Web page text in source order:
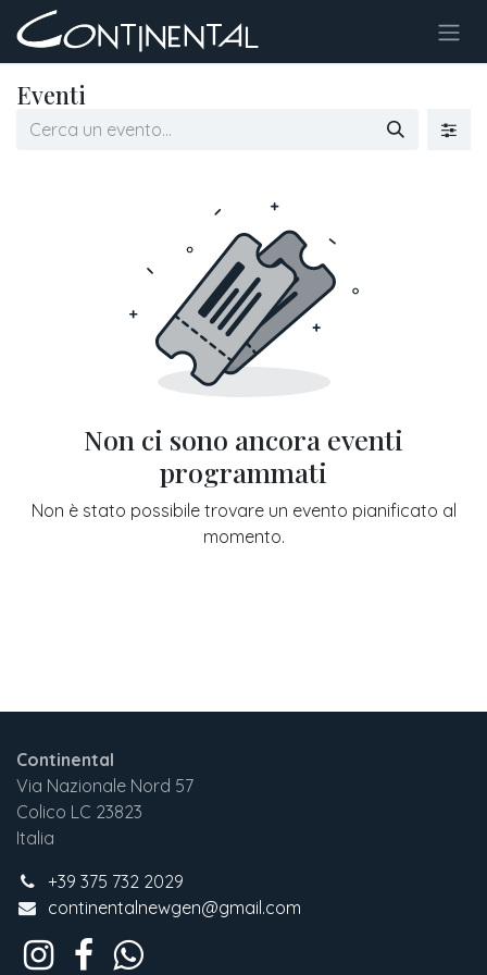
Passa al contenuto
Eventi
Non ci sono ancora eventi
programmati
Non è stato possibile trovare un evento pianificato al
momento.
Continental
Via Nazionale Nord 57
Colico LC 23823
Italia
+39 375 732 2029
continentalnewgen@gmail.com